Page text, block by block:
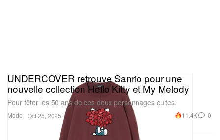
Mode
UNDERCOVER retrouve Sanrio pour une
nouvelle collection Hello Kitty et My Melody
Pour fêter les 50 ans de ces deux personnages cultes.
Oct 25, 2025 11.4K 0